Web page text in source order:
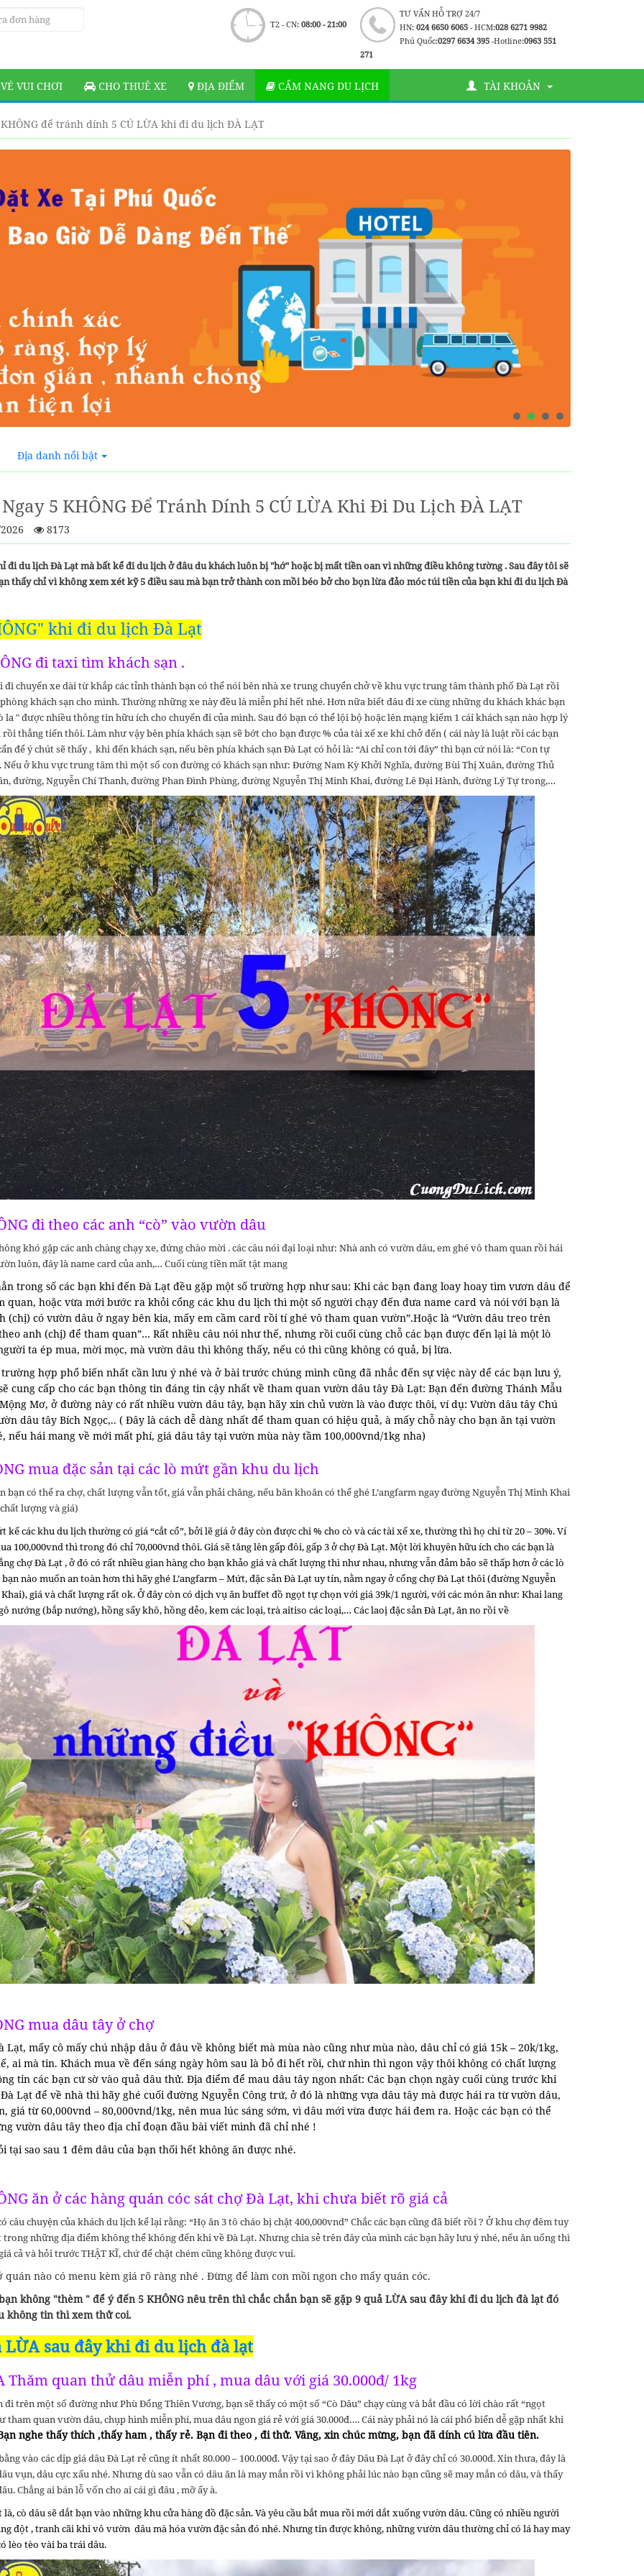
TƯ VẤN HỖ TRỢ 24/7
HN: 024 6650 6065- HCM:028 6271 9982
Phú Quốc:0297 6634 395 -Hotline:0963 551
271
T2 - CN: 08:00 - 21:00
VÉ VUI CHƠI CHO THUÊ XE ĐỊA ĐIỂM CẨM NANG DU LỊCH TÀI KHOẢN
để tránh dính 5 CÚ LỪA khi đi du lịch ĐÀ LẠT
Địa danh nổi bật
5 KHÔNG Để Tránh Dính 5 CÚ LỪA Khi Đi Du Lịch ĐÀ LẠT
8173
đi du lịch Đà Lạt mà bất kể đi du lịch ở đâu du khách luôn bị "hớ" hoặc bị mất tiền oan vì những điều không tường . Sau đây tôi sẽ
thấy chỉ vì không xem xét kỹ 5 điều sau mà bạn trở thành con mồi béo bở cho bọn lừa đảo móc túi tiền của bạn khi đi du lịch Đà
khi đi du lịch Đà Lạt
đi taxi tìm khách sạn .
chuyến xe dài từ khắp các tỉnh thành bạn có thể nói bên nhà xe trung chuyển chở về khu vực trung tâm thành phố Đà Lạt rồi
khách sạn cho mình. Thường những xe này đều là miễn phí hết nhé. Hơn nữa biết đâu đi xe cùng những du khách khác bạn
la " được nhiều thông tin hữu ích cho chuyến đi của mình. Sau đó bạn có thể lội bộ hoặc lên mạng kiếm 1 cái khách sạn nào hợp lý
rồi thẳng tiến thôi. Làm như vậy bên phía khách sạn sẽ bớt cho bạn được % của tài xế xe khi chở đến ( cái này là luật rồi các bạn
để ý chút sẽ thấy , khi đến khách sạn, nếu bên phía khách sạn Đà Lạt có hỏi là: “Ai chỉ con tới đây” thì bạn cứ nói là: “Con tự
Nếu ở khu vực trung tâm thì một số con đường có khách sạn như: Đường Nam Kỳ Khởi Nghĩa, đường Bùi Thị Xuân, đường Thủ
đường, Nguyễn Chí Thanh, đường Phan Đình Phùng, đường Nguyễn Thị Minh Khai, đường Lê Đại Hành, đường Lý Tự trong,…
đi theo các anh “cò” vào vườn dâu
khó gặp các anh chàng chạy xe, đứng chào mời . các câu nói đại loại như: Nhà anh có vườn dâu, em ghé vô tham quan rồi hái
luôn, đây là name card của anh,… Cuối cùng tiền mất tật mang
trong số các bạn khi đến Đà Lạt đều gặp một số trường hợp như sau: Khi các bạn đang loay hoay tìm vươn dâu để
quan, hoặc vừa mới bước ra khỏi cổng các khu du lịch thì một số người chạy đến đưa name card và nói với bạn là
(chị) có vườn dâu ở ngay bên kia, mấy em cầm card rồi tí ghé vô tham quan vườn”.Hoặc là “Vườn dâu treo trên
anh (chị) để tham quan”… Rất nhiều câu nói như thế, nhưng rồi cuối cùng chỗ các bạn được đến lại là một lò
ta ép mua, mời mọc, mà vườn dâu thì không thấy, nếu có thì cũng không có quả, bị lừa.
hợp phổ biến nhất cần lưu ý nhé và ở bài trước chúng mình cũng đã nhắc đến sự việc này dể các bạn lưu ý,
cung cấp cho các bạn thông tin đáng tin cậy nhất về tham quan vườn dâu tây Đà Lạt: Bạn đến đường Thánh Mẫu
Mơ, ở đường này có rất nhiều vườn dâu tây, bạn hãy xin chủ vườn là vào được thôi, ví dụ: Vườn dâu tây Chú
dâu tây Bích Ngọc,.. ( Đây là cách dễ dàng nhất để tham quan có hiệu quả, à mấy chỗ này cho bạn ăn tại vườn
nếu hái mang về mới mất phí, giá dâu tây tại vườn mùa này tầm 100,000vnd/1kg nha)
mua đặc sản tại các lò mứt gần khu du lịch
bạn có thể ra chợ, chất lượng vẫn tốt, giá vẫn phải chăng, nếu băn khoăn có thể ghé L’angfarm ngay đường Nguyễn Thị Minh Khai
lượng và giá)
kế các khu du lịch thường có giá “cắt cổ”, bởi lẽ giá ở đây còn được chi % cho cò và các tài xế xe, thường thì họ chi từ 20 – 30%. Ví
100,000vnd thì trong đó chỉ 70,000vnd thôi. Giá sẽ tăng lên gấp đôi, gấp 3 ở chợ Đà Lạt. Một lời khuyên hữu ích cho các bạn là
chợ Đà Lạt , ở đó có rất nhiều gian hàng cho bạn khảo giá và chất lượng thì như nhau, nhưng vẫn đảm bảo sẽ thấp hơn ở các lò
nào muốn an toàn hơn thì hãy ghé L’angfarm – Mứt, đặc sản Đà Lạt uy tín, nằm ngay ở cổng chợ Đà Lạt thôi (đường Nguyễn
giá và chất lượng rất ok. Ở đây còn có dịch vụ ăn buffet đồ ngọt tự chọn với giá 39k/1 người, với các món ăn như: Khai lang
nướng (bắp nướng), hồng sấy khô, hồng dẻo, kem các loại, trà aitiso các loại,… Các laoị đặc sản Đà Lạt, ăn no rồi về
mua dâu tây ở chợ
Lạt, mấy cô mấy chú nhập dâu ở đâu về không biết mà mùa nào cũng như mùa nào, dâu chỉ có giá 15k – 20k/1kg,
ai mà tin. Khách mua về đến sáng ngày hôm sau là bỏ đi hết rồi, chứ nhìn thì ngon vậy thôi không có chất lượng
tin các bạn cứ sờ vào quả dâu thử. Địa điểm để mau dâu tây ngon nhất: Các bạn chọn ngày cuối cùng trước khi
Lạt để về nhà thì hãy ghé cuối đường Nguyễn Công trứ, ở đó là những vựa dâu tây mà được hái ra từ vườn dâu,
giá từ 60,000vnd – 80,000vnd/1kg, nên mua lúc sáng sớm, vì dâu mới vừa được hái đem ra. Hoặc các bạn có thể
vườn dâu tây theo địa chỉ đoạn đầu bài viết mình đã chỉ nhé !
tại sao sau 1 đêm dâu của bạn thối hết không ăn được nhé.
ăn ở các hàng quán cóc sát chợ Đà Lạt, khi chưa biết rõ giá cả
câu chuyện của khách du lịch kể lại rằng: “Họ ăn 3 tô cháo bị chặt 400,000vnd” Chắc các bạn cũng đã biết rồi ? Ở khu chợ đêm tuy
trong những địa điểm không thể không đến khi về Đà Lạt. Nhưng chia sẻ trên đây của mình các bạn hãy lưu ý nhé, nếu ăn uống thì
cả và hỏi trước THẬT KĨ, chứ để chặt chém cũng không được vui.
quán nào có menu kèm giá rõ ràng nhé . Đừng để làm con mồi ngon cho mấy quán cóc.
không "thèm " để ý đến 5 KHÔNG nêu trên thì chắc chắn bạn sẽ gặp 9 quả LỪA sau đây khi đi du lịch đà lạt đó
không tin thì xem thử coi.
LỪA sau đây khi đi du lịch đà lạt
Thăm quan thử dâu miễn phí , mua dâu với giá 30.000đ/ 1kg
đi trên một số đường như Phù Đổng Thiên Vương, bạn sẽ thấy có một số “Cò Dâu” chạy cùng và bắt đầu có lời chào rất “ngọt
tham quan vườn dâu, chụp hình miễn phí, mua dâu ngon giá rẻ với giá 30.000đ…. Cái này phải nó là cái phổ biển dễ gặp nhất khi
nghe thấy thích ,thấy ham , thấy rẻ. Bạn đi theo , đi thử. Vâng, xin chúc mừng, bạn đã dính cú lừa đầu tiên.
vào các dịp giá dâu Đà Lạt rẻ cũng ít nhất 80.000 – 100.000đ. Vậy tại sao ở đây Dâu Đà Lạt ở đây chỉ có 30.000đ. Xin thưa, đây là
vụn, dâu cực xấu nhé. Nhưng dù sao vẫn có dâu ăn là may mắn rồi vì không phải lúc nào bạn cũng sẽ may mắn có dâu, và thấy
Chẳng ai bán lỗ vốn cho ai cái gì đâu , mỡ ấy à.
cò dâu sẽ dắt bạn vào những khu cửa hàng đồ đặc sản. Và yêu cầu bắt mua rồi mới dắt xuống vườn dâu. Cũng có nhiều người
đột , tranh cãi khi vô vườn dâu mà hóa vườn đặc sản đó nhé. Nhưng tin được không, những vườn dâu thường chỉ có lá hay may
lèo tèo vài ba trái dâu.